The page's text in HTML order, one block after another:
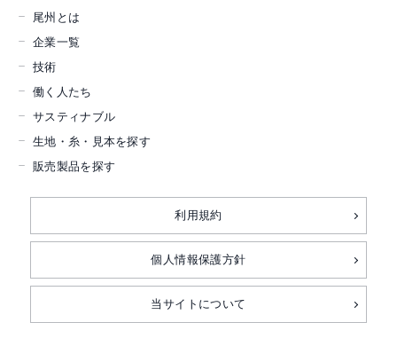
尾州とは
企業一覧
技術
働く人たち
サスティナブル
生地・糸・見本を探す
販売製品を探す
利用規約
個人情報保護方針
当サイトについて